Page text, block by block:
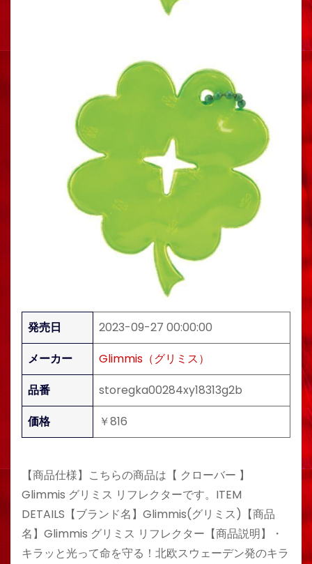
発売日
2023-09-27 00:00:00
メーカー
Glimmis（グリミス）
品番
storegka00284xy18313g2b
価格
￥816
【商品仕様】こちらの商品は【 クローバー 】
Glimmis グリミス リフレクターです。ITEM
DETAILS【ブランド名】Glimmis(グリミス)【商品
名】Glimmis グリミス リフレクター【商品説明】・
キラッと光って命を守る！北欧スウェーデン発のキラ